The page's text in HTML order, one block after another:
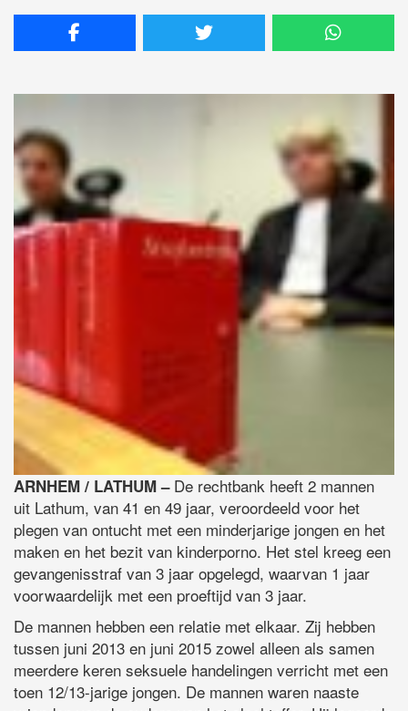
ARNHEM / LATHUM – De rechtbank heeft 2 mannen
uit Lathum, van 41 en 49 jaar, veroordeeld voor het
plegen van ontucht met een minderjarige jongen en het
maken en het bezit van kinderporno. Het stel kreeg een
gevangenisstraf van 3 jaar opgelegd, waarvan 1 jaar
voorwaardelijk met een proeftijd van 3 jaar.
De mannen hebben een relatie met elkaar. Zij hebben
tussen juni 2013 en juni 2015 zowel alleen als samen
meerdere keren seksuele handelingen verricht met een
toen 12/13-jarige jongen. De mannen waren naaste